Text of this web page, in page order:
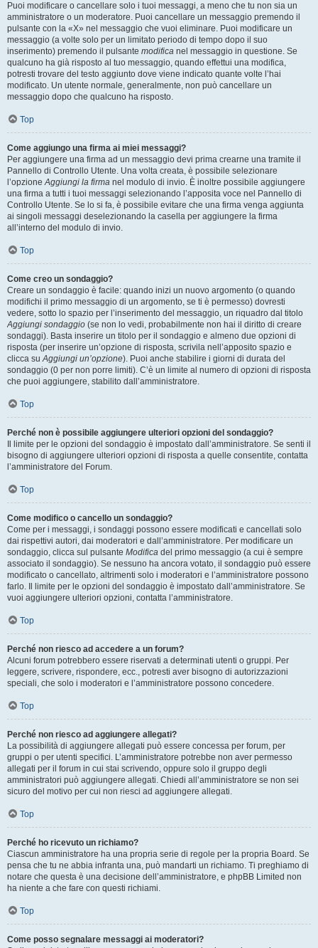
Puoi modificare o cancellare solo i tuoi messaggi, a meno che tu non sia un
amministratore o un moderatore. Puoi cancellare un messaggio premendo il
pulsante con la «X» nel messaggio che vuoi eliminare. Puoi modificare un
messaggio (a volte solo per un limitato periodo di tempo dopo il suo
inserimento) premendo il pulsante modifica nel messaggio in questione. Se
qualcuno ha già risposto al tuo messaggio, quando effettui una modifica,
potresti trovare del testo aggiunto dove viene indicato quante volte l’hai
modificato. Un utente normale, generalmente, non può cancellare un
messaggio dopo che qualcuno ha risposto.
Top
Come aggiungo una firma ai miei messaggi?
Per aggiungere una firma ad un messaggio devi prima crearne una tramite il
Pannello di Controllo Utente. Una volta creata, è possibile selezionare
l’opzioneAggiungi la firma nel modulo di invio. È inoltre possibile aggiungere
una firma a tutti i tuoi messaggi selezionando l’apposita voce nel Pannello di
Controllo Utente. Se lo si fa, è possibile evitare che una firma venga aggiunta
ai singoli messaggi deselezionando la casella per aggiungere la firma
all’interno del modulo di invio.
Top
Come creo un sondaggio?
Creare un sondaggio è facile: quando inizi un nuovo argomento (o quando
modifichi il primo messaggio di un argomento, se ti è permesso) dovresti
vedere, sotto lo spazio per l’inserimento del messaggio, un riquadro dal titolo
Aggiungi sondaggio (se non lo vedi, probabilmente non hai il diritto di creare
sondaggi). Basta inserire un titolo per il sondaggio e almeno due opzioni di
risposta (per inserire un’opzione di risposta, scrivila nell’apposito spazio e
clicca suAggiungi un’opzione). Puoi anche stabilire i giorni di durata del
sondaggio (0 per non porre limiti). C’è un limite al numero di opzioni di risposta
che puoi aggiungere, stabilito dall’amministratore.
Top
Perché non è possibile aggiungere ulteriori opzioni del sondaggio?
Il limite per le opzioni del sondaggio è impostato dall’amministratore. Se senti il
bisogno di aggiungere ulteriori opzioni di risposta a quelle consentite, contatta
l’amministratore del Forum.
Top
Come modifico o cancello un sondaggio?
Come per i messaggi, i sondaggi possono essere modificati e cancellati solo
dai rispettivi autori, dai moderatori e dall’amministratore. Per modificare un
sondaggio, clicca sul pulsante Modifica del primo messaggio (a cui è sempre
associato il sondaggio). Se nessuno ha ancora votato, il sondaggio può essere
modificato o cancellato, altrimenti solo i moderatori e l’amministratore possono
farlo. Il limite per le opzioni del sondaggio è impostato dall’amministratore. Se
vuoi aggiungere ulteriori opzioni, contatta l’amministratore.
Top
Perché non riesco ad accedere a un forum?
Alcuni forum potrebbero essere riservati a determinati utenti o gruppi. Per
leggere, scrivere, rispondere, ecc., potresti aver bisogno di autorizzazioni
speciali, che solo i moderatori e l’amministratore possono concedere.
Top
Perché non riesco ad aggiungere allegati?
La possibilità di aggiungere allegati può essere concessa per forum, per
gruppi o per utenti specifici. L’amministratore potrebbe non aver permesso
allegati per il forum in cui stai scrivendo, oppure solo il gruppo degli
amministratori può aggiungere allegati. Chiedi all’amministratore se non sei
sicuro del motivo per cui non riesci ad aggiungere allegati.
Top
Perché ho ricevuto un richiamo?
Ciascun amministratore ha una propria serie di regole per la propria Board. Se
pensa che tu ne abbia infranta una, può mandarti un richiamo. Ti preghiamo di
notare che questa è una decisione dell’amministratore, e phpBB Limited non
ha niente a che fare con questi richiami.
Top
Come posso segnalare messaggi ai moderatori?